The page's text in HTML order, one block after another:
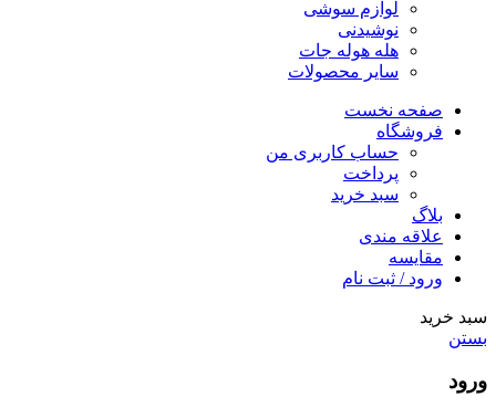
لوازم سوشی
نوشیدنی
هله هوله جات
سایر محصولات
صفحه نخست
فروشگاه
حساب کاربری من
پرداخت
سبد خرید
بلاگ
علاقه مندی
مقایسه
ورود / ثبت نام
سبد خرید
بستن
ورود